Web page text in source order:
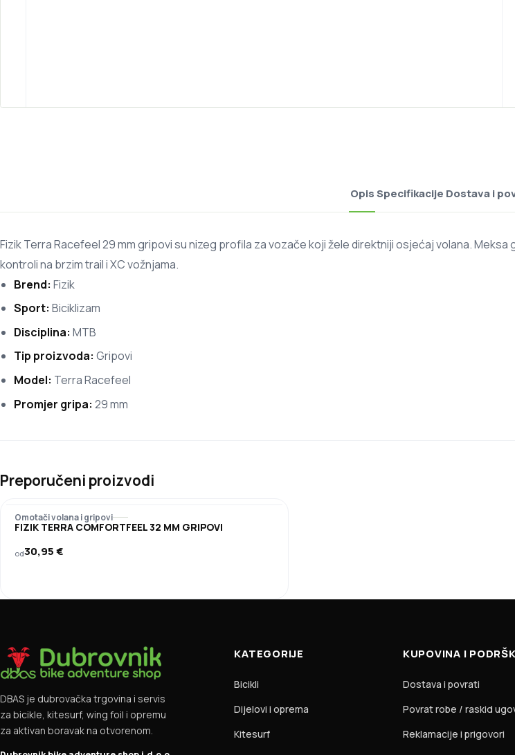
OpisSpecifikacije Dostava i
Fizik Terra Racefeel 29 mm gripovi su nizeg profila za vozače koji žele direktniji osjećaj volana.
kontroli na brzim trail i XC vožnjama.
Brend: Fizik
Sport: Biciklizam
Disciplina: MTB
Tip proizvoda: Gripovi
Model: Terra Racefeel
Promjer gripa: 29 mm
Preporučeni proizvodi
Omotači volana i gripovi
FIZIK TERRA COMFORTFEEL 32 MM GRIPOVI
od30,95€
DBAS je dubrovačka trgovina i servis
za bicikle, kitesurf, wing foil i opremu
za aktivan boravak na otvorenom.
KATEGORIJE
Bicikli
Dijelovi i oprema
Kitesurf
KUPOVINA I
Dostava i povrati
Povrat robe / raskid
Reklamacije i prigovori